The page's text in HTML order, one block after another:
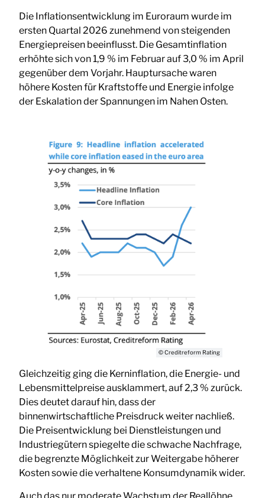
Die Inflationsentwicklung im Euroraum wurde im
ersten Quartal 2026 zunehmend von steigenden
Energiepreisen beeinflusst. Die Gesamtinflation
erhöhte sich von 1,9 % im Februar auf 3,0 % im April
gegenüber dem Vorjahr. Hauptursache waren
höhere Kosten für Kraftstoffe und Energie infolge
der Eskalation der Spannungen im Nahen Osten.
© Creditreform Rating
Gleichzeitig ging die Kerninflation, die Energie- und
Lebensmittelpreise ausklammert, auf 2,3 % zurück.
Dies deutet darauf hin, dass der
binnenwirtschaftliche Preisdruck weiter nachließ.
Die Preisentwicklung bei Dienstleistungen und
Industriegütern spiegelte die schwache Nachfrage,
die begrenzte Möglichkeit zur Weitergabe höherer
Kosten sowie die verhaltene Konsumdynamik wider.